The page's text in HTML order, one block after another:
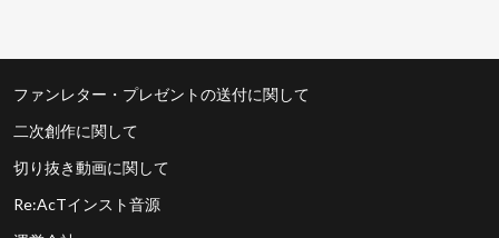
ファンレター・プレゼントの送付に関して
二次創作に関して
切り抜き動画に関して
Re:AcTインスト音源